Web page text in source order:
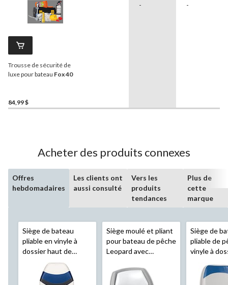
Trousse de sécurité de
luxe pour bateau Fox 40
84,99 $
- -
Acheter des produits connexes
Offres
hebdomadaires
Les clients ont
aussi consulté
Vers les
produits
tendances
Plus de
cette
marque
Siège de bateau
pliable en vinyle à
dossier haut de
qualité marine
Leopard, 22 po H x
17 po la x 15 po P
Siège moulé et pliant
pour bateau de pêche
Leopard avec
marine, 16 po H x 20
po la x 19 po P
Siège de
pliable de
vinyle à
Leopard,
16 po la x